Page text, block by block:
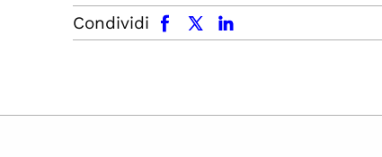
Condividi
facebook x.com linkedin